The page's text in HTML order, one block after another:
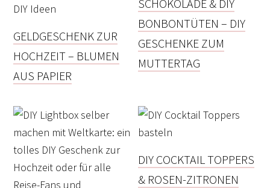
GELDGESCHENK ZUR
HOCHZEIT – BLUMEN
AUS PAPIER
SCHOKOLADE & DIY
BONBONTÜTEN – DIY
GESCHENKE ZUM
MUTTERTAG
DIY COCKTAIL TOPPERS
& ROSEN-ZITRONEN